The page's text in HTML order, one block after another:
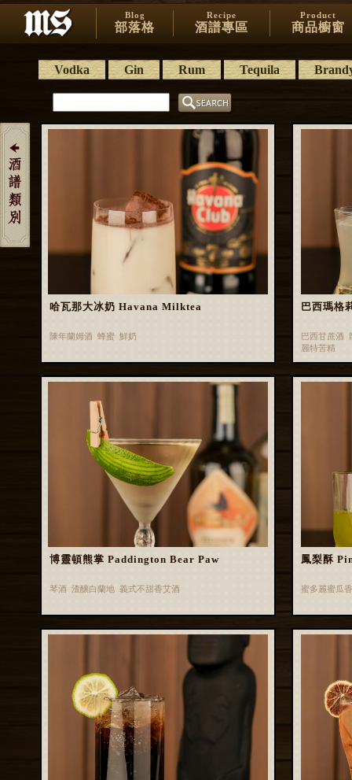
Blog
部落格
Recipe
酒譜專區
Product
商品櫥窗
Vodka Gin Rum Tequila
哈瓦那大冰奶 Havana Milktea
陳年蘭姆酒 蜂蜜 鮮奶
巴西瑪
巴西甘蔗酒
麗特苦精
博靈頓熊掌 Paddington Bear Paw
琴酒 渣釀白蘭地 義式不甜香艾酒
鳳梨酥
蜜多麗蜜瓜